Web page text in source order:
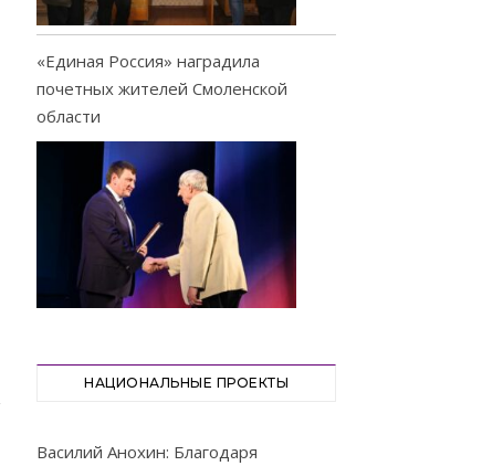
«Единая Россия» наградила
почетных жителей Смоленской
области
НАЦИОНАЛЬНЫЕ ПРОЕКТЫ
Василий Анохин: Благодаря